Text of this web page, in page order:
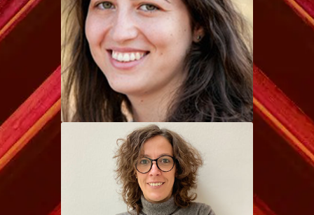
Alessandra Marti
Investigadora centrada en la